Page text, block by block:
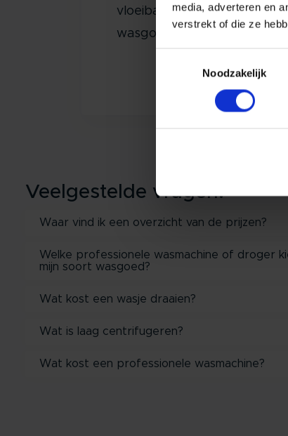
media, adverteren en
verstrekt of die ze
Noodzakelijk
vloeibare geactiveerde
wasgoed écht schoon wordt.
Veelgestelde vragen:
Waar vind ik een overzicht van de prijzen?
Welke professionele wasmachine of droger
mijn soort wasgoed?
Wat kost een wasje draaien?
Wat is laag centrifugeren?
Wat kost een professionele wasmachine?